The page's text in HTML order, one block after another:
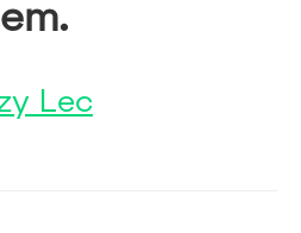
Lec